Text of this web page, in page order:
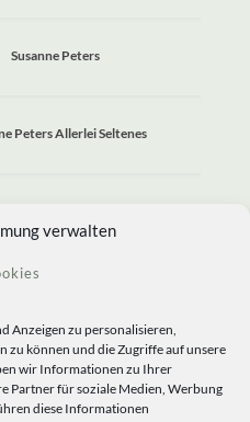
verwalten
Anzeigen zu personalisieren,
zu können und die Zugriffe auf unsere
wir Informationen zu Ihrer
Partner für soziale Medien, Werbung
diese Informationen
Susanne Peters
Peters Allerlei Seltenes